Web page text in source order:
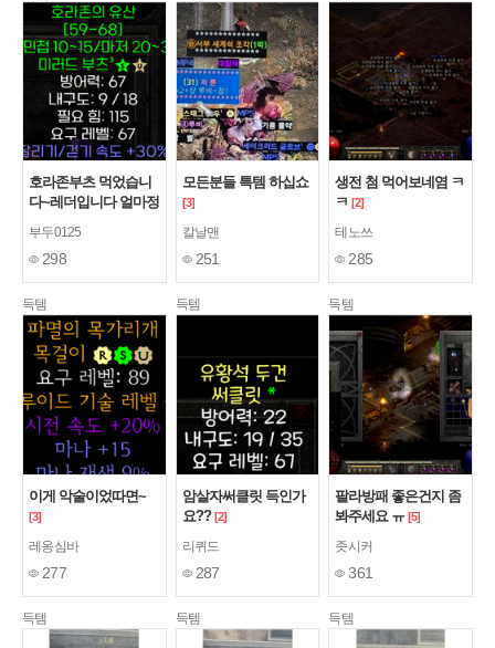
호라존부츠 먹었습니
다~레더입니다 얼마정
부두0125
298
모든분들 특템 하십쇼
[3]
칼날맨
251
생전 첨 먹어보네염 ㅋ
ㅋ [2]
테노쓰
285
득템
이게 악술이었따면~
[3]
레옹심바
277
득템
암살자써클릿 득인가
요?? [2]
리퀴드
287
득템
팔라방패 좋은건지 좀
봐주세요 ㅠ [5]
좃시커
361
득템 득템 득템